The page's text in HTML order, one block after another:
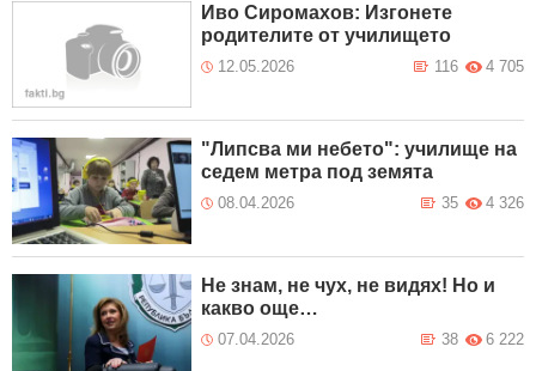
Иво Сиромахов: Изгонете
родителите от училището
12.05.2026 4 705
116
"Липсва ми небето": училище на
седем метра под земята
08.04.2026 4 326
35
Не знам, не чух, не видях! Но и
какво още…
07.04.2026 6 222
38